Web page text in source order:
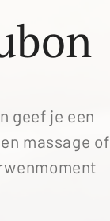
geef je een
massage of